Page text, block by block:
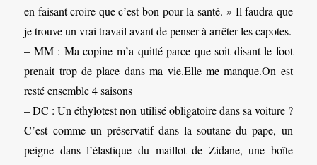
en faisant croire que c’est bon pour la santé. » Il faudra que
je trouve un vrai travail avant de penser à arrêter les capotes.
– MM : Ma copine m’a quitté parce que soit disant le foot
prenait trop de place dans ma vie.Elle me manque.On est
resté ensemble 4 saisons
– DC : Un éthylotest non utilisé obligatoire dans sa voiture ?
C’est comme un préservatif dans la soutane du pape, un
peigne dans l’élastique du maillot de Zidane, une boîte